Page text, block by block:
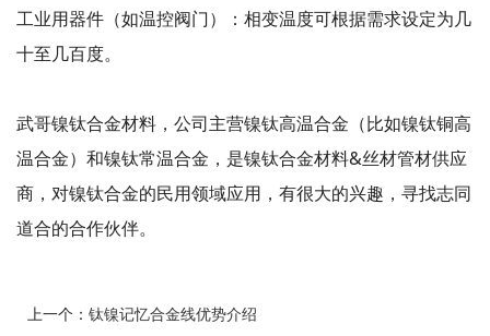
工业用器件（如温控阀门）：相变温度可根据需求设定为几
十至几百度。
武哥镍钛合金材料，公司主营镍钛高温合金（比如镍钛铜高
温合金）和镍钛常温合金，是镍钛合金材料&丝材管材供应
商，对镍钛合金的民用领域应用，有很大的兴趣，寻找志同
道合的合作伙伴。
上一个： 钛镍记忆合金线优势介绍